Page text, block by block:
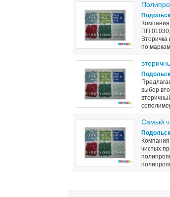
Подольск
ПП
по
Подольск
выбор
Самый
Подольск
чистых